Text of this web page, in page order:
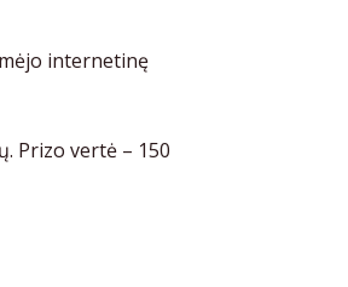
internetinę
Prizo vertė – 150